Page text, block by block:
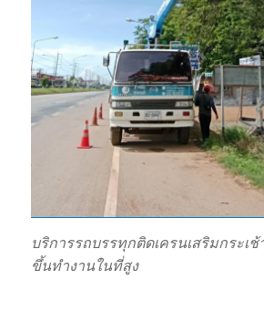
บริการรถบรรทุกติดเครนเสริมกระเ
ขึ้นทำงานในที่สูง